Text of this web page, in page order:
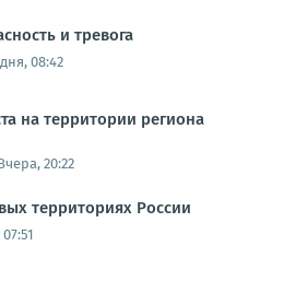
и тревога
08:42
на территории региона
20:22
территориях России